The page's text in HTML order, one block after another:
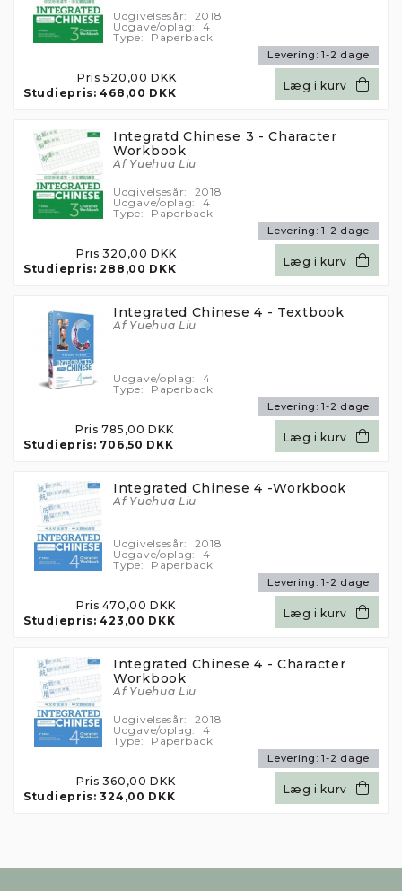
Når du besøger Stakbogladens hjemmeside
anvender vi cookies til at registrere, hvad vores
kunder ser på i butikken, styre købsflow samt til
at måle trafikken på hjemmesiden. Vi benytter
disse oplysninger til at forbedre vores
Du kan til- og fravælge cookies ved at klikke på
knapperne herunder. Du kan til enhver tid ændre
eller trække dit samtykke tilbage.
Læs mere i vores cookiepolitik
Kun nødvendige cookies
ACCEPTER ALLE
Nødvendige
Statistiske Marketing
Levering: 1-2 dage
Udgivelsesår:
2018
Udgave/oplag:
4
Type:
Paperback
Pris 520,00 DKK
Studiepris: 468,00 DKK
Læg i kurv
Levering: 1-2 dage
Integratd Chinese 3 - Character
Workbook
Af Yuehua Liu
Udgivelsesår:
2018
Udgave/oplag:
4
Type:
Paperback
Pris 320,00 DKK
Studiepris: 288,00 DKK
Læg i kurv
Levering: 1-2 dage
Integrated Chinese 4 - Textbook
Af Yuehua Liu
Udgave/oplag:
4
Type:
Paperback
Pris 785,00 DKK
Studiepris: 706,50 DKK
Læg i kurv
Levering: 1-2 dage
Integrated Chinese 4 -Workbook
Af Yuehua Liu
Udgivelsesår:
2018
Udgave/oplag:
4
Type:
Paperback
Pris 470,00 DKK
Studiepris: 423,00 DKK
Læg i kurv
Levering: 1-2 dage
Integrated Chinese 4 - Character
Workbook
Af Yuehua Liu
Udgivelsesår:
2018
Udgave/oplag:
4
Type:
Paperback
Pris 360,00 DKK
Studiepris: 324,00 DKK
Læg i kurv